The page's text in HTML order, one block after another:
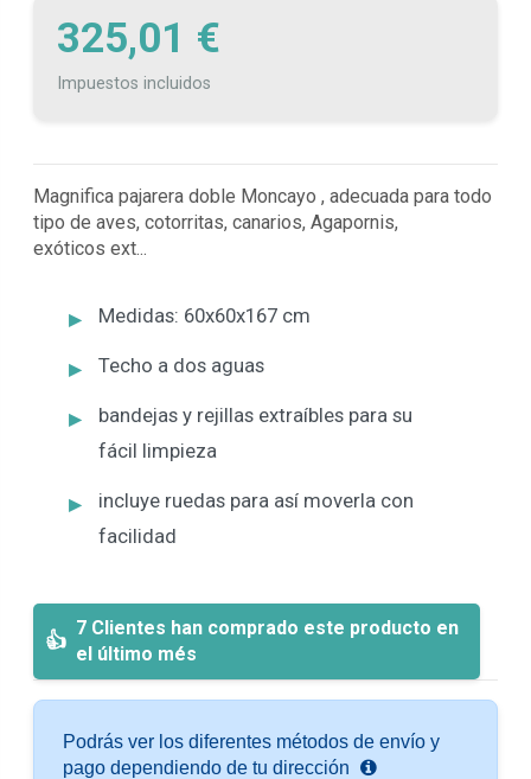
325,01 €
Impuestos incluidos
Magnifica pajarera doble Moncayo , adecuada para todo
tipo de aves, cotorritas, canarios, Agapornis,
exóticos ext...
Medidas: 60x60x167 cm
Techo a dos aguas
bandejas y rejillas extraíbles para su
fácil limpieza
incluye ruedas para así moverla con
facilidad
7 Clientes han comprado este producto en
el último més
Podrás ver los diferentes métodos de envío y
pago dependiendo de tu dirección